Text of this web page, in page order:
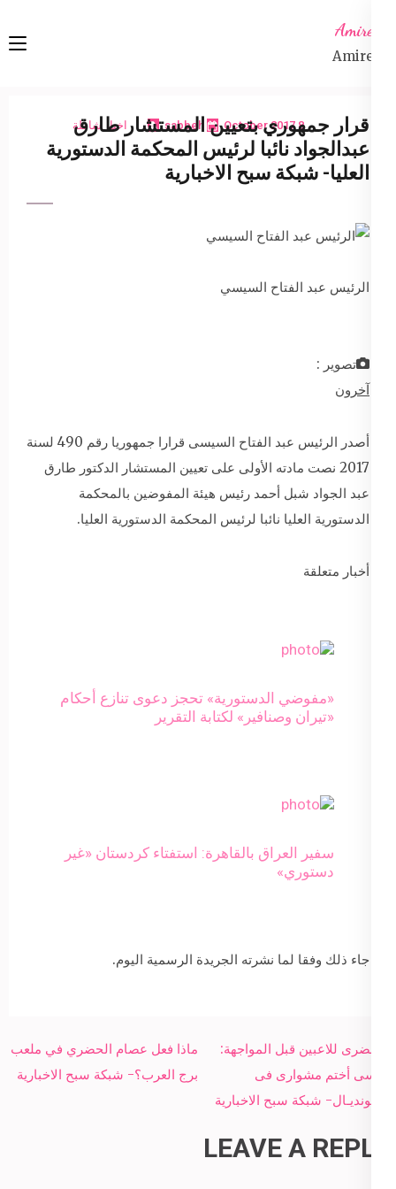
content
Enter)
Amireta
Amireta
8 October 2017
sabbeh اخبار شاملة
قرار جمهوري بتعيين المستشار طارق
عبدالجواد نائبا لرئيس المحكمة الدستورية
العليا- شبكة سبح الاخبارية
الرئيس عبد الفتاح السيسي
تصوير :
آخرون
أصدر الرئيس عبد الفتاح السيسى قرارا جمهوريا رقم 490 لسنة
2017 نصت مادته الأولى على تعيين المستشار الدكتور طارق
عبد الجواد شبل أحمد رئيس هيئة المفوضين بالمحكمة
الدستورية العليا نائبا لرئيس المحكمة الدستورية العليا.
أخبار متعلقة
«مفوضي الدستورية» تحجز دعوى تنازع أحكام
«تيران وصنافير» لكتابة التقرير
سفير العراق بالقاهرة: استفتاء كردستان «غير
دستوري»
جاء ذلك وفقا لما نشرته الجريدة الرسمية اليوم.
Post
navigation
ماذا فعل عصام الحضري في ملعب
برج العرب؟- شبكة سبح الاخبارية
الحضرى للاعبين قبل المواجهة:
نفسى أختم مشوارى فى
المونديـال- شبكة سبح الاخبارية
LEAVE A REPLY